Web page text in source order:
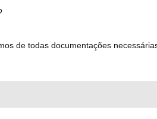
de todas documentações